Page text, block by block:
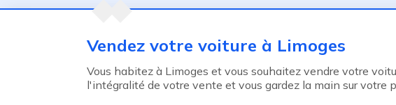
Agent précédentVendez votre voiture à Limoges
Vous habitez à Limoges et vous souhaitez vendre votre
l'intégralité de votre vente et vous gardez la main sur votre